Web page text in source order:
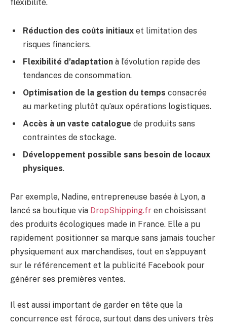
flexibilité.
Réduction des coûts initiaux et limitation des
risques financiers.
Flexibilité d’adaptation à l’évolution rapide des
tendances de consommation.
Optimisation de la gestion du temps consacrée
au marketing plutôt qu’aux opérations logistiques.
Accès à un vaste catalogue de produits sans
contraintes de stockage.
Développement possible sans besoin de locaux
physiques.
Par exemple, Nadine, entrepreneuse basée à Lyon, a
lancé sa boutique via DropShipping.fr en choisissant
des produits écologiques made in France. Elle a pu
rapidement positionner sa marque sans jamais toucher
physiquement aux marchandises, tout en s’appuyant
sur le référencement et la publicité Facebook pour
générer ses premières ventes.
Il est aussi important de garder en tête que la
concurrence est féroce, surtout dans des univers très